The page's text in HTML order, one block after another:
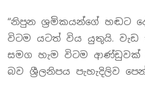
“නිපුන ශ්‍රමිකයන්ගේ හඬට
විටම යටත් විය යුතුයි.
සමග හැම විටම ආණ්ඩුවක්
බව ශ්‍රීලනිපය පැහැදිලිව